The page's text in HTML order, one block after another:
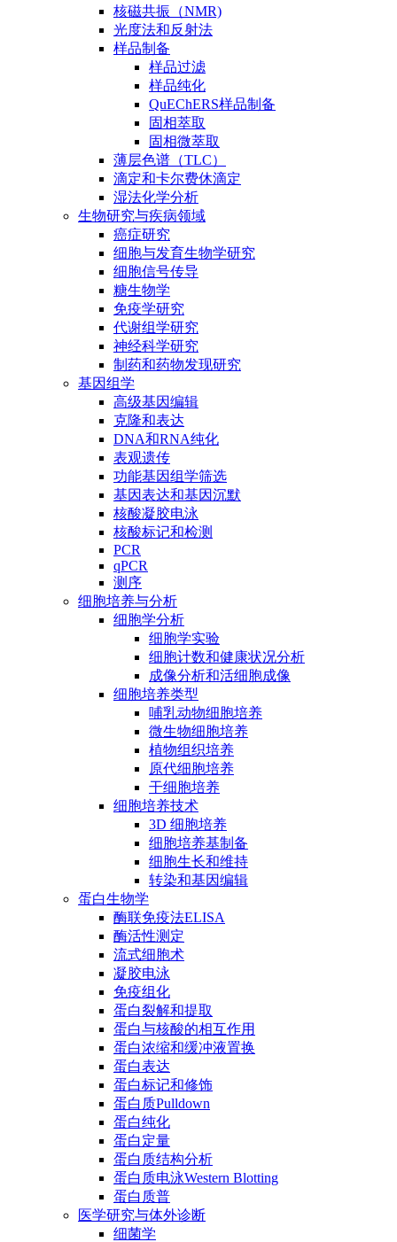
核磁共振（NMR)
光度法和反射法
样品制备
样品过滤
样品纯化
QuEChERS样品制备
固相萃取
固相微萃取
薄层色谱（TLC）
滴定和卡尔费休滴定
湿法化学分析
生物研究与疾病领域
癌症研究
细胞与发育生物学研究
细胞信号传导
糖生物学
免疫学研究
代谢组学研究
神经科学研究
制药和药物发现研究
基因组学
高级基因编辑
克隆和表达
DNA和RNA纯化
表观遗传
功能基因组学筛选
基因表达和基因沉默
核酸凝胶电泳
核酸标记和检测
PCR
qPCR
测序
细胞培养与分析
细胞学分析
细胞学实验
细胞计数和健康状况分析
成像分析和活细胞成像
细胞培养类型
哺乳动物细胞培养
微生物细胞培养
植物组织培养
原代细胞培养
干细胞培养
细胞培养技术
3D 细胞培养
细胞培养基制备
细胞生长和维持
转染和基因编辑
蛋白生物学
酶联免疫法ELISA
酶活性测定
流式细胞术
凝胶电泳
免疫组化
蛋白裂解和提取
蛋白与核酸的相互作用
蛋白浓缩和缓冲液置换
蛋白表达
蛋白标记和修饰
蛋白质Pulldown
蛋白纯化
蛋白定量
蛋白质结构分析
蛋白质电泳Western Blotting
蛋白质普
医学研究与体外诊断
细菌学